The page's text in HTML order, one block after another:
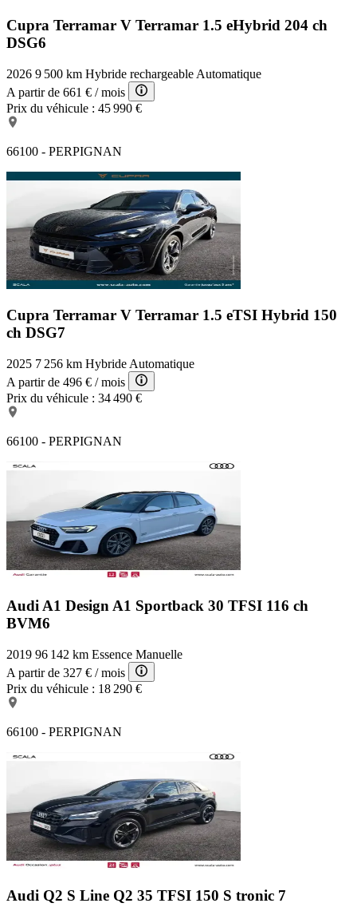
Cupra Terramar V Terramar 1.5 eHybrid 204 ch
DSG6
2026 9 500 km Hybride rechargeable Automatique
A partir de 661 € / mois
Prix du véhicule : 45 990 €
66100 - PERPIGNAN
Cupra Terramar V Terramar 1.5 eTSI Hybrid 150
ch DSG7
2025 7 256 km Hybride Automatique
A partir de 496 € / mois
Prix du véhicule : 34 490 €
66100 - PERPIGNAN
Audi A1 Design A1 Sportback 30 TFSI 116 ch
BVM6
2019 96 142 km Essence Manuelle
A partir de 327 € / mois
Prix du véhicule : 18 290 €
66100 - PERPIGNAN
Audi Q2 S Line Q2 35 TFSI 150 S tronic 7